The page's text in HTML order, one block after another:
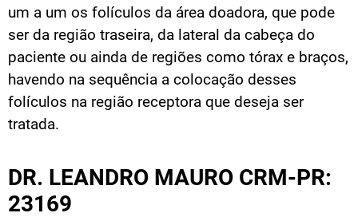
um a um os folículos da área doadora, que pode
ser da região traseira, da lateral da cabeça do
paciente ou ainda de regiões como tórax e braços,
havendo na sequência a colocação desses
folículos na região receptora que deseja ser
tratada.
DR. LEANDRO MAURO CRM-PR:
23169